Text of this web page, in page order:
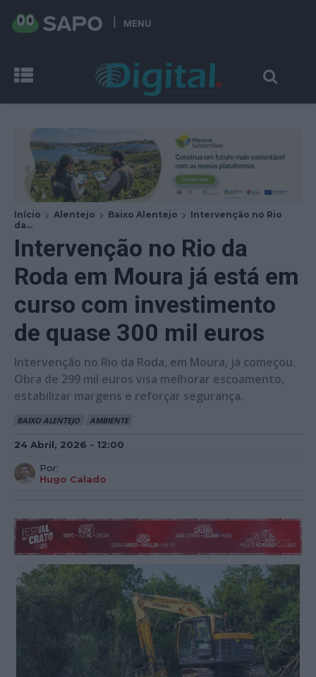
MENU
Início Alentejo Baixo Alentejo
Intervenção no Rio
da...
Intervenção no Rio da
Roda em Moura já está em
curso com investimento
de quase 300 mil euros
Intervenção no Rio da Roda, em Moura, já começou.
Obra de 299 mil euros visa melhorar escoamento,
estabilizar margens e reforçar segurança.
BAIXO ALENTEJO AMBIENTE
24 Abril, 2026 - 12:00
Por:
Hugo Calado